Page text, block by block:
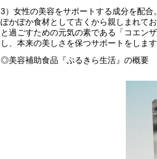
3）女性の美容をサポートする成分を配合。
ぽかぽか食材として古くから親しまれて
と過ごすための元気の素である「コエン
し、本来の美しさを保つサポートをします
◎美容補助食品『ぷるきら生活』の概要